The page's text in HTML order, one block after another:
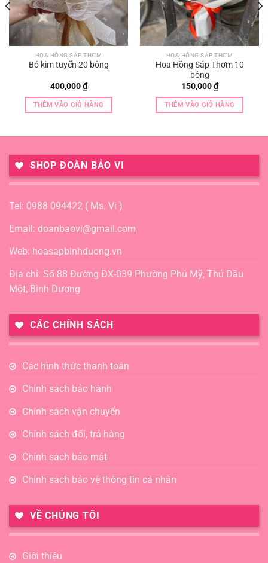
HOA HỒNG SÁP THƠM
Bó kim tuyến 20 bông
400,000₫
THÊM VÀO GIỎ HÀNG
HOA HỒNG SÁP THƠM
Hoa Hồng Sáp Thơm 10
bông
150,000₫
THÊM VÀO GIỎ HÀNG
SHOP ĐOÀN BẢO VI
Tel: 0988 094422 ( Ms. Vi )
Email: doanbaovi@gmail.com
Web: hoasapbinhduong.vn
Địa chỉ: Số 88 Đường ĐX-039 Phường Phú Mỹ, Thủ Dầu
Một, Bình Dương
CÁC CHÍNH SÁCH
Các hình thức thanh toán
Chính sách bảo hành
Chính sách vận chuyển
Chính sách đổi, trả hàng
Chính sách bảo mật
Chính sách bảo vệ thông tin cá nhân
VỀ CHÚNG TÔI
Giới thiệu